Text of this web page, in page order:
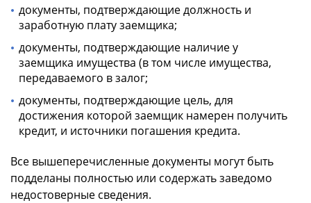
документы, подтверждающие должность и
заработную плату заемщика;
документы, подтверждающие наличие у
заемщика имущества (в том числе имущества,
передаваемого в залог;
документы, подтверждающие цель, для
достижения которой заемщик намерен получить
кредит, и источники погашения кредита.
Все вышеперечисленные документы могут быть
подделаны полностью или содержать заведомо
недостоверные сведения.